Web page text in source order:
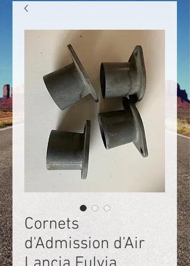
Cornets
d'Admission d'Air